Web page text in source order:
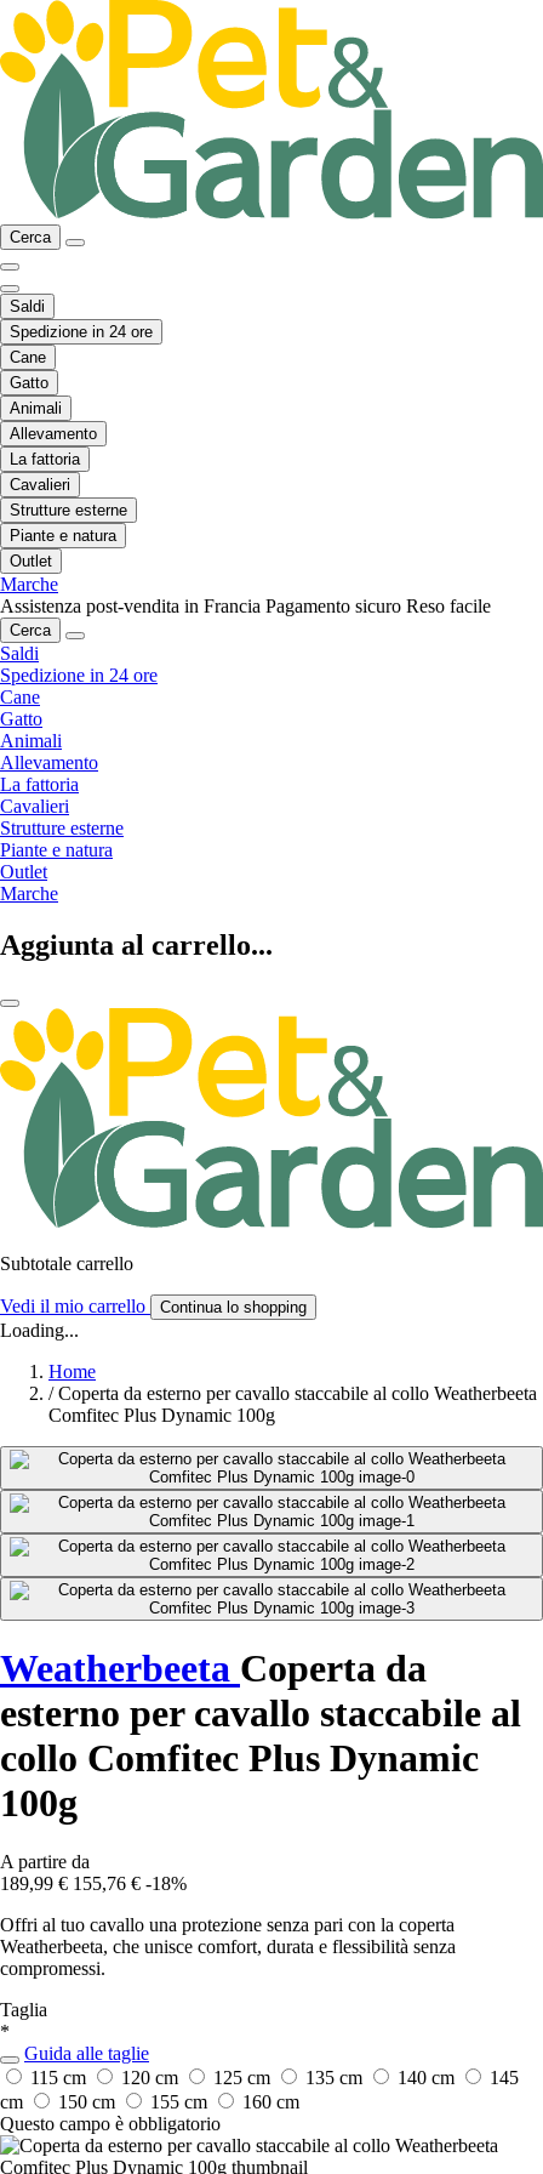
Cerca
Saldi
Spedizione in 24 ore
Cane
Gatto
Animali
Allevamento
La fattoria
Cavalieri
Strutture esterne
Piante e natura
Outlet
Marche
Assistenza post-vendita in Francia Pagamento sicuro Reso facile
Cerca
Saldi
Spedizione in 24 ore
Cane
Gatto
Animali
Allevamento
La fattoria
Cavalieri
Strutture esterne
Piante e natura
Outlet
Marche
Aggiunta al carrello...
Subtotale carrello
Vedi il mio carrello Continua lo shopping
Loading...
Home
/ Coperta da esterno per cavallo staccabile al collo Weatherbeeta
Comfitec Plus Dynamic 100g
Weatherbeeta Coperta da
esterno per cavallo staccabile al
collo Comfitec Plus Dynamic
100g
A partire da
189,99 € 155,76 € -18%
Offri al tuo cavallo una protezione senza pari con la coperta
Weatherbeeta, che unisce comfort, durata e flessibilità senza
compromessi.
Taglia
*
Guida alle taglie
115 cm
120 cm 125 cm 135 cm 140 cm
145
cm
150 cm 155 cm
160 cm
Questo campo è obbligatorio